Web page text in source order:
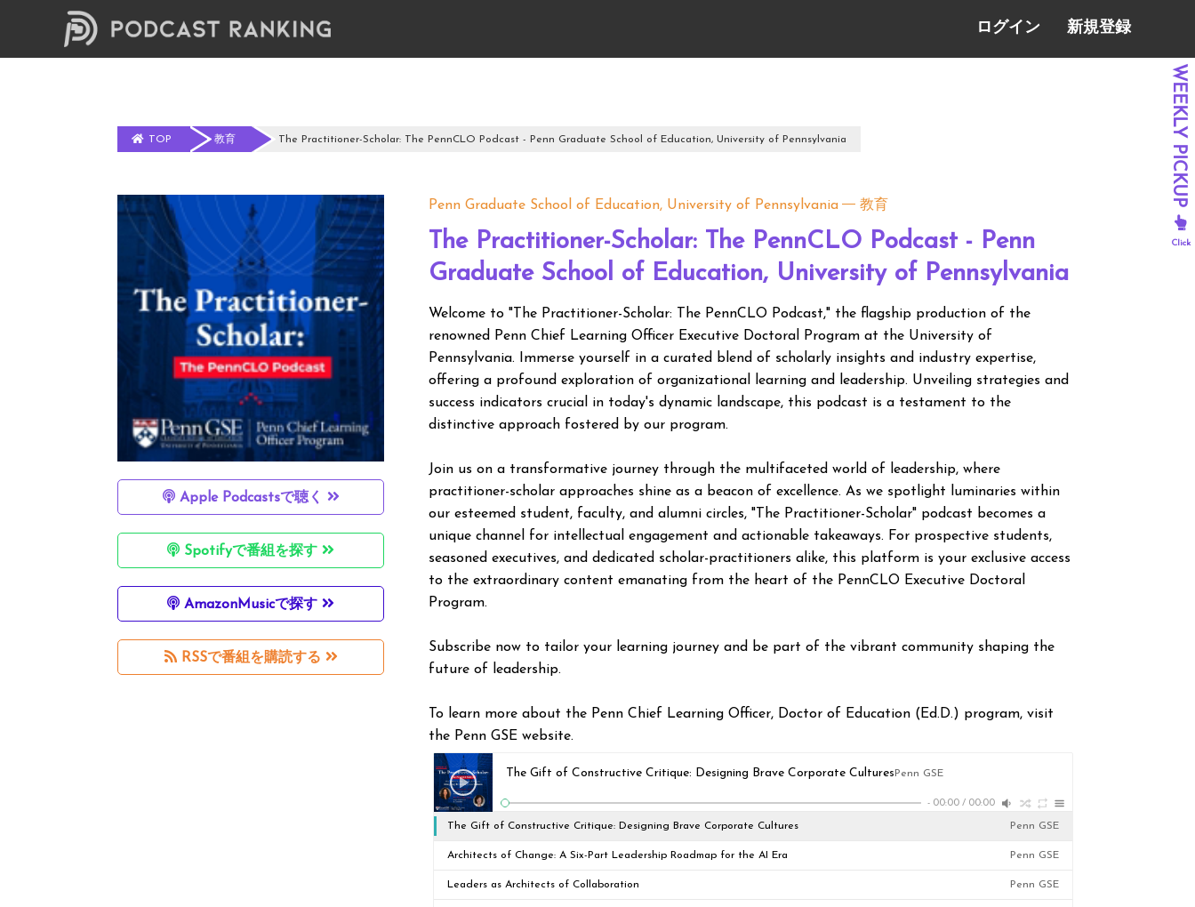
ログイン 新規登録
TOP 教育 The Practitioner-Scholar: The PennCLO Podcast - Penn Graduate School of Education, University of Pennsylvania
Apple Podcastsで聴く
Spotifyで番組を探す
AmazonMusicで探す
RSSで番組を購読する
Penn Graduate School of Education, University of Pennsylvania 教育
The Practitioner-Scholar: The PennCLO Podcast - Penn
Graduate School of Education, University of Pennsylvania
Welcome to "The Practitioner-Scholar: The PennCLO Podcast," the flagship production of the
renowned Penn Chief Learning Officer Executive Doctoral Program at the University of
Pennsylvania. Immerse yourself in a curated blend of scholarly insights and industry expertise,
offering a profound exploration of organizational learning and leadership. Unveiling strategies and
success indicators crucial in today's dynamic landscape, this podcast is a testament to the
distinctive approach fostered by our program.
Join us on a transformative journey through the multifaceted world of leadership, where
practitioner-scholar approaches shine as a beacon of excellence. As we spotlight luminaries within
our esteemed student, faculty, and alumni circles, "The Practitioner-Scholar" podcast becomes a
unique channel for intellectual engagement and actionable takeaways. For prospective students,
seasoned executives, and dedicated scholar-practitioners alike, this platform is your exclusive access
to the extraordinary content emanating from the heart of the PennCLO Executive Doctoral
Program.
Subscribe now to tailor your learning journey and be part of the vibrant community shaping the
future of leadership.
To learn more about the Penn Chief Learning Officer, Doctor of Education (Ed.D.) program, visit
the Penn GSE website.
The Gift of Constructive Critique: Designing Brave Corporate Cultures Penn GSE
- 00:00 / 00:00
The Gift of Constructive Critique: Designing Brave Corporate Cultures Penn GSE
Architects of Change: A Six-Part Leadership Roadmap for the AI Era Penn GSE
Leaders as Architects of Collaboration Penn GSE